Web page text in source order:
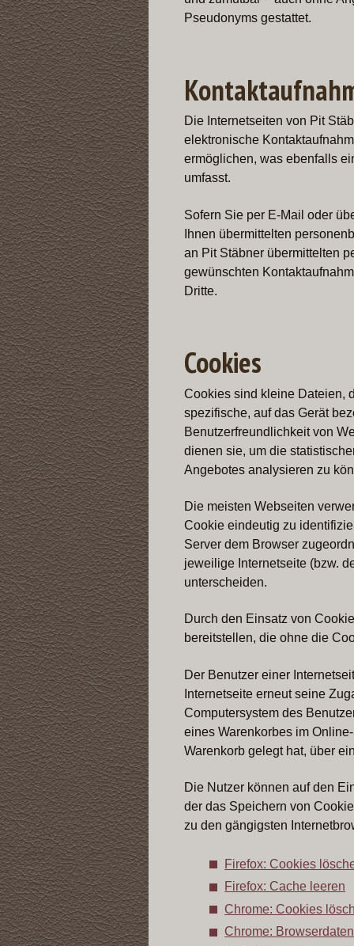
Pseudonyms gestattet.
Die Internetseiten von Pit
elektronische
ermöglichen, was ebenfalls
umfasst.
Sofern Sie per E-Mail oder
Ihnen übermittelten
an Pit Stäbner übermittelten
gewünschten
Dritte.
Cookies
Cookies sind kleine Dateien,
spezifische, auf das Gerät
Benutzerfreundlichkeit von
dienen sie, um die
Angebotes analysieren zu
Die meisten Webseiten
Cookie eindeutig zu
Server dem Browser
jeweilige Internetseite (bzw.
unterscheiden.
Durch den Einsatz von
bereitstellen, die ohne die
Der Benutzer einer
Internetseite erneut seine
Computersystem des
eines Warenkorbes im
Warenkorb gelegt hat, über
Die Nutzer können auf den
der das Speichern von
zu den gängigsten
Firefox: Cookies
Firefox: Cache leeren
Chrome: Cookies
Chrome: